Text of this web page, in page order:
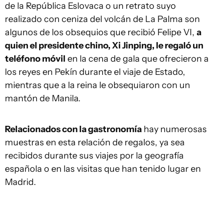
de la República Eslovaca o un retrato suyo
realizado con ceniza del volcán de La Palma son
algunos de los obsequios que recibió Felipe VI, a
quien el presidente chino, Xi Jinping, le regaló un
teléfono móvil en la cena de gala que ofrecieron a
los reyes en Pekín durante el viaje de Estado,
mientras que a la reina le obsequiaron con un
mantón de Manila.
Relacionados con la gastronomía hay numerosas
muestras en esta relación de regalos, ya sea
recibidos durante sus viajes por la geografía
española o en las visitas que han tenido lugar en
Madrid.